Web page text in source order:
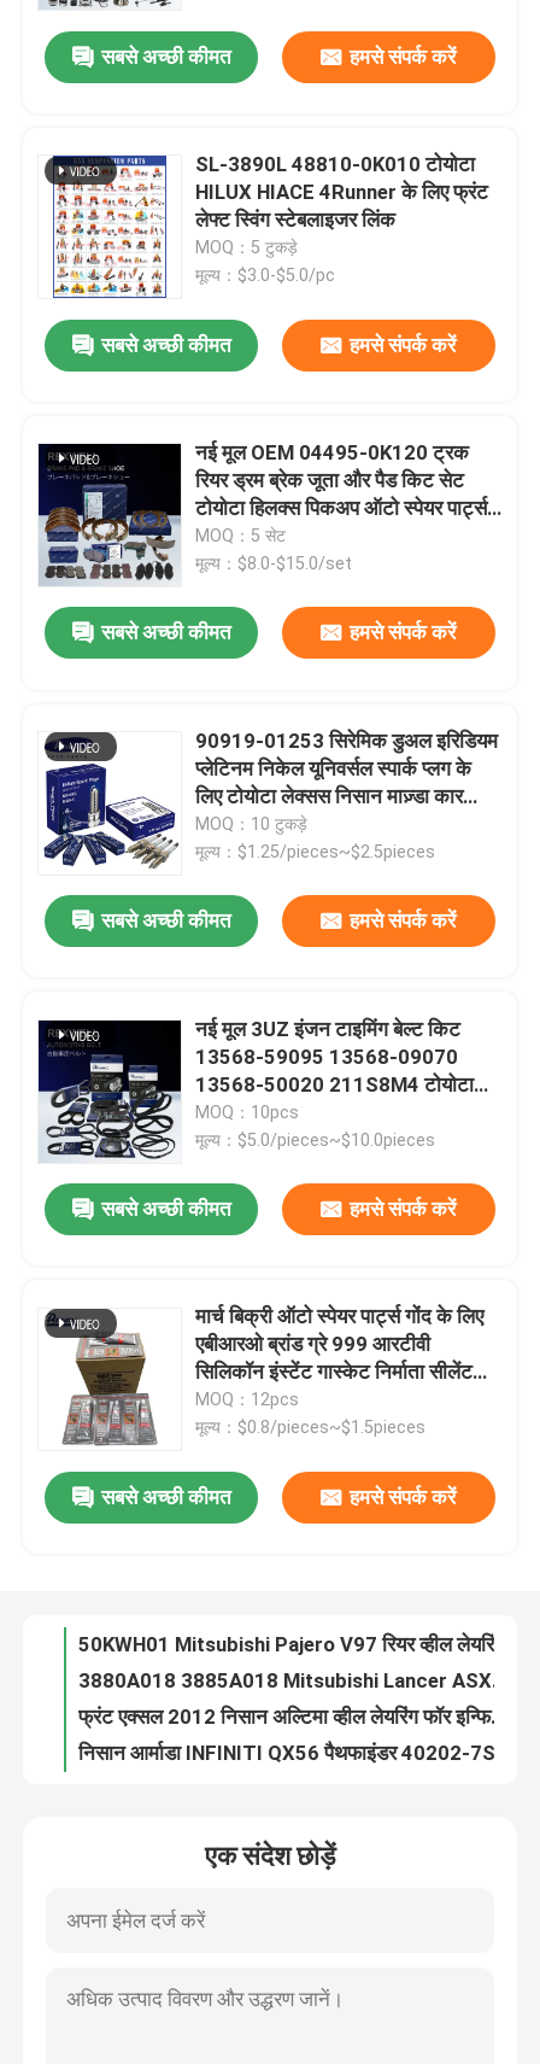
उत्पाद
वीडियो
फ़ैक्टरी टूर
गुणवत्ता नियंत्रण
सबसे अच्छी कीमत हमसे संपर्क करें
SL-3890L 48810-0K010 टोयोटा
HILUX HIACE 4Runner के लिए फ्रंट
लेफ्ट स्विंग स्टेबलाइजर लिंक
MOQ：5 टुकड़े
मूल्य：$3.0-$5.0/pc
सबसे अच्छी कीमत हमसे संपर्क करें
नई मूल OEM 04495-0K120 ट्रक
रियर ड्रम ब्रेक जूता और पैड किट सेट
टोयोटा हिलक्स पिकअप ऑटो स्पेयर पार्ट्स
सामान के लिए सेट
MOQ：5 सेट
मूल्य：$8.0-$15.0/set
सबसे अच्छी कीमत हमसे संपर्क करें
90919-01253 सिरेमिक डुअल इरिडियम
प्लेटिनम निकेल यूनिवर्सल स्पार्क प्लग के
लिए टोयोटा लेक्सस निसान माज़्डा कार
IXEH20TT
MOQ：10 टुकड़े
मूल्य：$1.25/pieces~$2.5pieces
सबसे अच्छी कीमत हमसे संपर्क करें
नई मूल 3UZ इंजन टाइमिंग बेल्ट किट
13568-59095 13568-09070
13568-50020 211S8M4 टोयोटा
लैंड क्रूजर लेक्सस LX470 1UR 2UZ
के लिए
MOQ：10pcs
मूल्य：$5.0/pieces~$10.0pieces
सबसे अच्छी कीमत हमसे संपर्क करें
मार्च बिक्री ऑटो स्पेयर पार्ट्स गोंद के लिए
एबीआरओ ब्रांड ग्रे 999 आरटीवी
सिलिकॉन इंस्टेंट गास्केट निर्माता सीलेंट
चिपकने वाला सेंसर सुरक्षित कार
MOQ：12pcs
मूल्य：$0.8/pieces~$1.5pieces
सबसे अच्छी कीमत हमसे संपर्क करें
AUDI IBIZA VW Polo SKODA 6Q0598611 8X0598611 के लिए कार रियर व्हील असर
3880A018 3885A018 Mitsubishi Lancer ASX Outlander के लिए फ्रंट कार व्हील लेयरिंग
फ्रंट एक्सल 2012 निसान अल्टिमा व्हील लेयरिंग फॉर इन्फिनिटी G35 T31 मुरानो मैक्सिमा 39774-JA02A
OEM फ्रंट व्हील लेयरिंग असेंबली 40202EM30C 2007-2012 निसान वर्सा के लिए
एक संदेश छोड़ें